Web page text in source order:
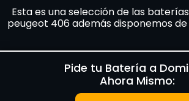
Esta es una selección de las
peugeot 406 además disponemos
Pide tu Batería a
Ahora Mismo: